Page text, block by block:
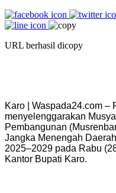
URL berhasil dicopy
Karo | Waspada24.com –
menyelenggarakan
Pembangunan
Jangka Menengah
2025–2029 pada Rabu
Kantor Bupati Karo.